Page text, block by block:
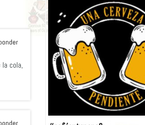
cola,